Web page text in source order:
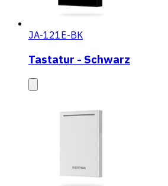
JA-121E-BK
Tastatur - Schwarz